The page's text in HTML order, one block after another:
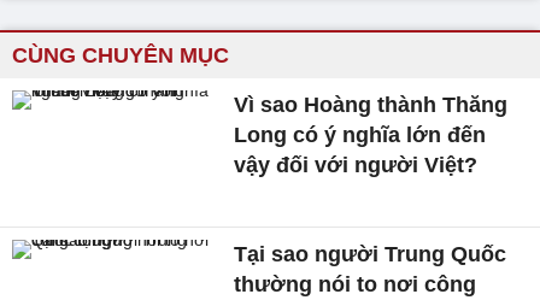
CÙNG CHUYÊN MỤC
Vì sao Hoàng thành Thăng
Long có ý nghĩa lớn đến
vậy đối với người Việt?
Tại sao người Trung Quốc
thường nói to nơi công